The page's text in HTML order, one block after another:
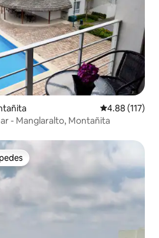
Calificación
4.88 (117)
- Manglaralto, Montañita
entre huéspedes